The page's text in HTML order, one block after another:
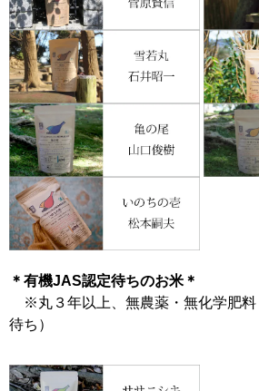
＊有機JAS認定待ちのお米＊
※丸３年以上、無農薬・無化学肥料
待ち）